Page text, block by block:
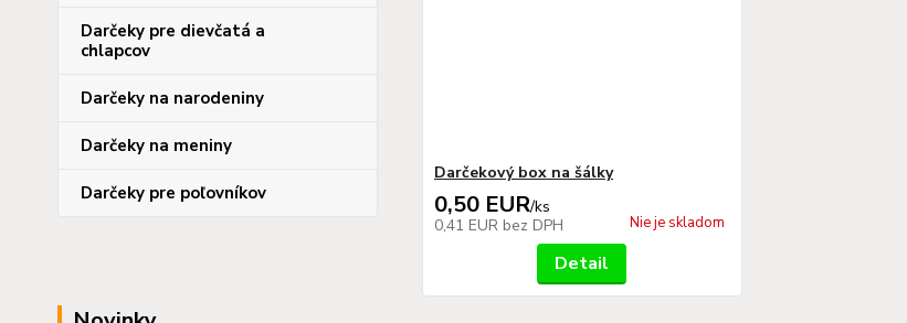
Darčeky pre dievčatá a
chlapcov
Darčeky na narodeniny
Darčeky na meniny
Darčeky pre poľovníkov
Darčekový box na šálky
0,50 EUR/ks
0,41 EUR bez DPH Nie je skladom
Detail